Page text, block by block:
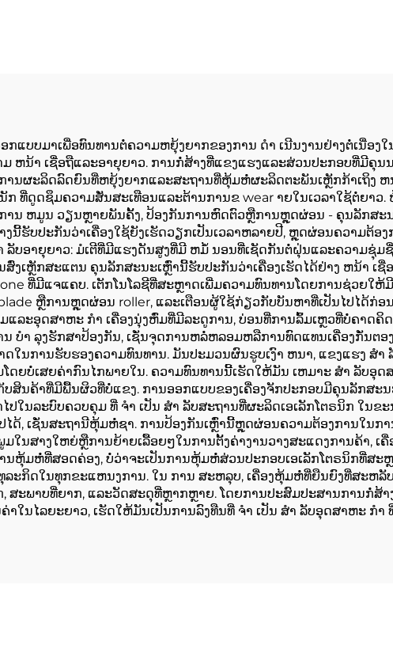
ແບບມາເພື່ອທົນທານຕໍ່ຄວາມຫຍຸ້ງຍາກຂອງການ ດໍາ ເນີນງານຢ່າງຕໍ່ເນື່ອງ
ຫນ້າ ເຊື່ອຖືແລະອາຍຸຍາວ. ການກໍ່ສ້າງທີ່ແຂງແຮງແລະສ່ວນປະກອບທີ່ມີຄຸ
ານຜະລິດລົດຍົນທີ່ຫຍຸ້ງຍາກແລະສະຖານທີ່ຫຸ້ມຫໍ່ຜະລິດຕະພັນເຫຼັກກ້າເຖິງ
ທີ່ດູດຊຶມຄວາມສັ່ນສະເທືອນແລະຕ້ານການຂ wear າຍໃນເວລາໃຊ້ຕໍ່ຍາວ
ນ ຫມູນ ວຽນຫຼາຍພັນຄັ້ງ, ປ້ອງກັນການຫົດຕົວຫຼືການຫຼຸດຜ່ອນ - ຄຸນລັກສະ
ງນີ້ຮັບປະກັນວ່າເຄື່ອງໃຊ້ຍັງເຮັດວຽກເປັນເວລາຫລາຍປີ, ຫຼຸດຜ່ອນຄວາມຕ້
ລັບອາຍຸຍາວ: ມໍເຕີທີ່ມີແຮງດັນສູງທີ່ມີ ຫມໍ້ ນອນທີ່ເຊັດກັນຕໍ່ຝຸ່ນແລະຄວາມຊຸ່
ງເຫຼັກສະແຕນ ຄຸນລັກສະນະເຫຼົ່ານີ້ຮັບປະກັນວ່າເຄື່ອງເຮັດໄດ້ຢ່າງ ຫນ້າ ເ
ທີ່ມີແຈແຄບ. ເຕັກໂນໂລຊີທີ່ສະຫຼາດເພີ່ມຄວາມທົນທານໂດຍການຊ່ວຍໃຫ້
ຫຼືການຫຼຸດຜ່ອນ roller, ແລະເຕືອນຜູ້ໃຊ້ກ່ຽວກັບບັນຫາທີ່ເປັນໄປໄດ້ກ່
ແລະອຸດສາຫະ ກໍາ ເຄື່ອງນຸ່ງຫົ່ມທີ່ມີລະດູການ, ບ່ອນທີ່ການລົ້ມເຫຼວທີ່ບໍ່ຄາດ
ບໍາ ລຸງຮັກສາປ້ອງກັນ, ເຊັ່ນຈຸດການຫລໍ່ຫລອມຫລືການທົດແທນເຄື່ອງກັ່ນຕ
ດໃນການຮັບຮອງຄວາມທົນທານ. ມັນປະມວນຜົນຮູບເງົາ ຫນາ, ແຂງແຮງ
ດຍບໍ່ເສຍຄ່າກົນໄກພາຍໃນ. ຄວາມທົນທານນີ້ເຮັດໃຫ້ມັນ ເຫມາະ ສໍາ ລັບ
ສິນຄ້າທີ່ມີພື້ນຜິວທີ່ບໍ່ແຂງ. ການອອກແບບຂອງເຄື່ອງຈັກປະກອບມີຄຸນລັກສະ
ໃນລະບົບຄວບຄຸມ ທີ່ ຈໍາ ເປັນ ສໍາ ລັບສະຖານທີ່ຜະລິດເອເລັກໂຕຣນິກ ໃນຂ
ດ້, ເຊັ່ນສະຖານີຫຸ້ມຫໍ່ຊາ. ການປ້ອງກັນເຫຼົ່ານີ້ຫຼຸດຜ່ອນຄວາມຕ້ອງການໃນກ
ໃນສາງໃຫຍ່ຫຼືການຍ້າຍເລື້ອຍໆໃນການຕັ້ງຄ່າງານວາງສະແດງການຄ້າ,
ຫຸ້ມຫໍ່ທີ່ສອດຄ່ອງ, ບໍ່ວ່າຈະເປັນການຫຸ້ມຫໍ່ສ່ວນປະກອບເອເລັກໂຕຣນິກທີ່ສະ
ລະກິດໃນທຸກຂະແຫນງການ. ໃນ ການ ສະຫລຸບ, ເຄື່ອງຫຸ້ມຫໍ່ທີ່ຍືນຍົງທີ່ສະຫ
ສະພາບທີ່ຍາກ, ແລະວັດສະດຸທີ່ຫຼາກຫຼາຍ. ໂດຍການປະສົມປະສານການກໍ່ສ້
ໃນໄລຍະຍາວ, ເຮັດໃຫ້ມັນເປັນການລົງທືນທີ່ ຈໍາ ເປັນ ສໍາ ລັບອຸດສາຫະ ກໍ